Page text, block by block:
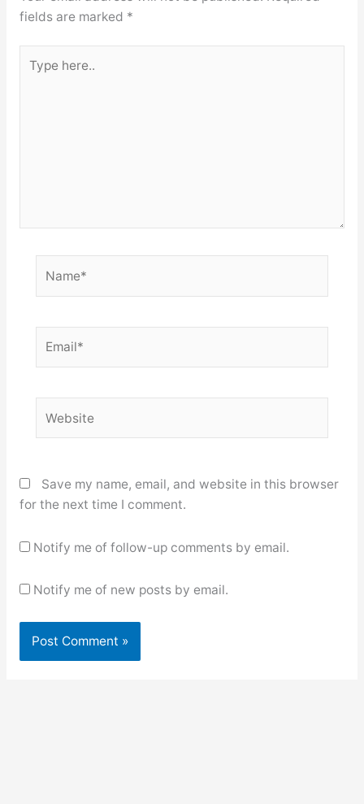
fields are marked *
here..
Save my name, email, and website in this browser
for the next time I comment.
Notify me of follow-up comments by email.
Notify me of new posts by email.